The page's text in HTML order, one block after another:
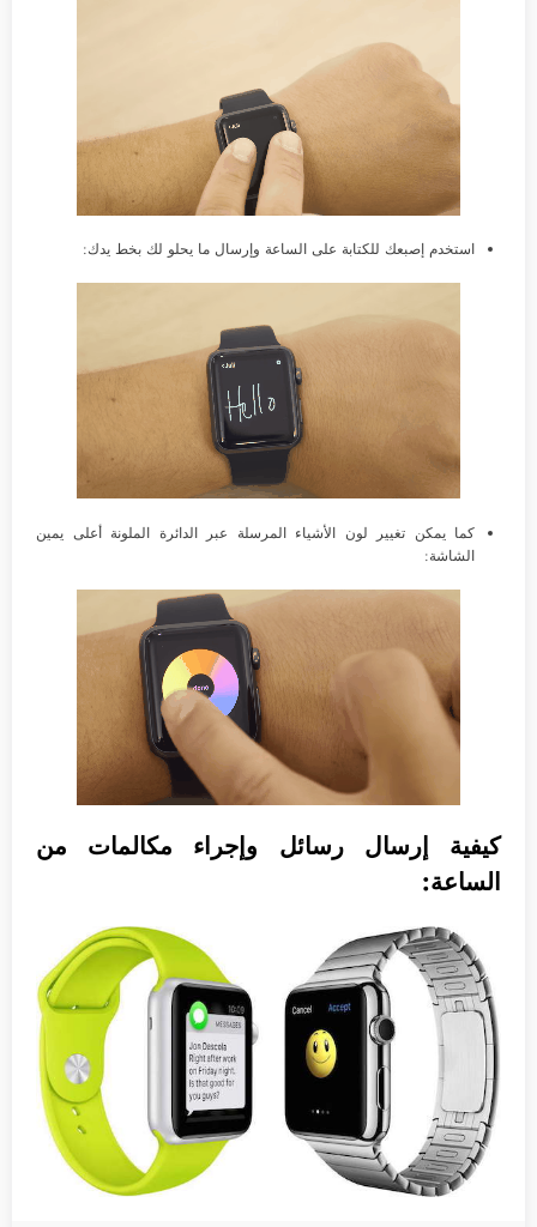
استخدم إصبعك للكتابة على الساعة وإرسال ما يحلو لك بخط يدك:
كما يمكن تغيير لون الأشياء المرسلة عبر الدائرة الملونة أعلى يمين
الشاشة:
كيفية إرسال رسائل وإجراء مكالمات من
الساعة: